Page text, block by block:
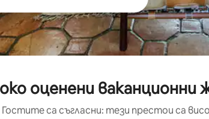
оценени ваканционни
Гостите са съгласни: тези престои са